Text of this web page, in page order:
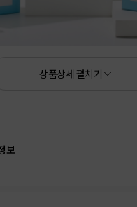
효과로 하
상품상세 펼치기
보